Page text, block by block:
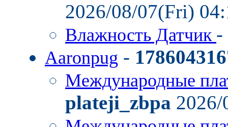
2026/08/07(Fri)
Влажность Датчик -
Aaronpug -
Международные
plateji_zbpa